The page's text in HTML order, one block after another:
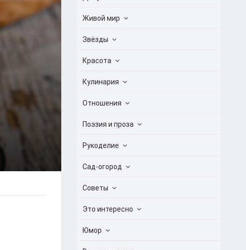
Живой мир
Звёзды
Красота
Кулинария
Отношения
Поэзия и проза
Рукоделие
Сад-огород
Советы
Это интересно
Юмор